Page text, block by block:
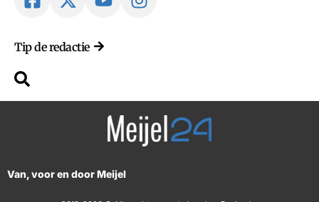
Tip de redactie
Van, voor en door Meijel